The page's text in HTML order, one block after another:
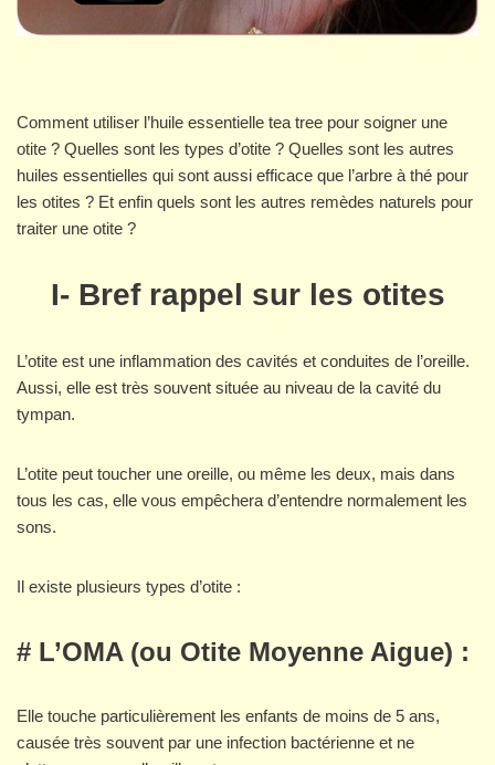
Comment utiliser l’huile essentielle tea tree pour soigner une
otite ? Quelles sont les types d’otite ? Quelles sont les autres
huiles essentielles qui sont aussi efficace que l’arbre à thé pour
les otites ? Et enfin quels sont les autres remèdes naturels pour
traiter une otite ?
I- Bref rappel sur les otites
L’otite est une inflammation des cavités et conduites de l’oreille.
Aussi, elle est très souvent située au niveau de la cavité du
tympan.
L’otite peut toucher une oreille, ou même les deux, mais dans
tous les cas, elle vous empêchera d’entendre normalement les
sons.
Il existe plusieurs types d’otite :
# L’OMA (ou Otite Moyenne Aigue) :
Elle touche particulièrement les enfants de moins de 5 ans,
causée très souvent par une infection bactérienne et ne